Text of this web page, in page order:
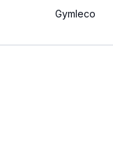
Gymleco